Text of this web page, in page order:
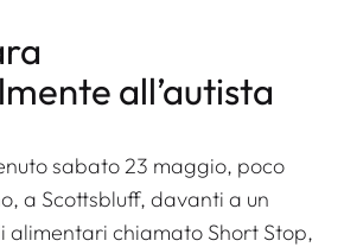
all’autista
sabato 23 maggio, poco
a Scottsbluff, davanti a un
alimentari chiamato Short Stop,